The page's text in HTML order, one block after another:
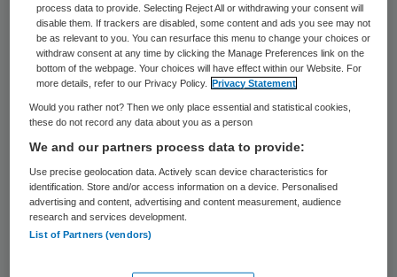
van de Amerikaanse zorg-ICT-organisatie
HIMSS.
Vorige week maakte hetUMC Utrecht
bekend de level 6-accredidatiete hebben
ontvangen. Het LUMC heeft woensdag
bekend gemaakt gelijktijdig hetzelfde
certificaat het hebben ontvangen. In
Nederland hebben nu twee UMC’s en drie
algemene ziekenhuizen een niveau 6-
certificering, zegt Karel van Lambalgen
process data to provide. Selecting Reject All or withdrawing your consent will
disable them. If trackers are disabled, some content and ads you see may not
be as relevant to you. You can resurface this menu to change your choices or
withdraw consent at any time by clicking the Manage Preferences link on the
bottom of the webpage. Your choices will have effect within our Website. For
more details, refer to our Privacy Policy.
Privacy Statement
Would you rather not? Then we only place essential and statistical cookies,
these do not record any data about you as a person
We and our partners process data to provide:
Use precise geolocation data. Actively scan device characteristics for
identification. Store and/or access information on a device. Personalised
advertising and content, advertising and content measurement, audience
research and services development.
List of Partners (vendors)